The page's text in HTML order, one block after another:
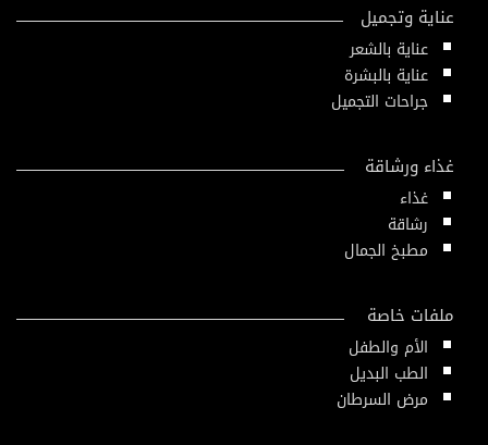
عناية وتجميل
عناية بالشعر
عناية بالبشرة
جراحات التجميل
غذاء ورشاقة
غذاء
رشاقة
مطبخ الجمال
ملفات خاصة
الأم والطفل
الطب البديل
مرض السرطان